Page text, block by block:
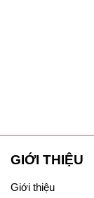
GIỚI THIỆU
Giới thiệu